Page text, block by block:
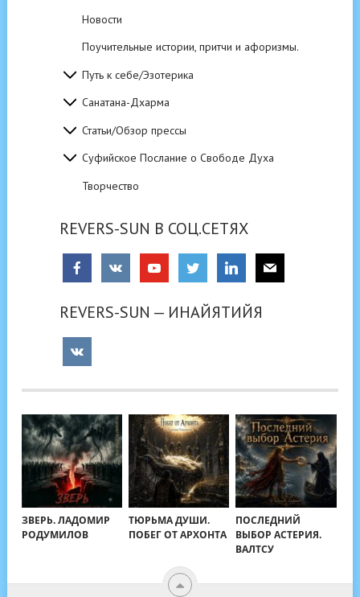
Новости
Поучительные истории, притчи и афоризмы.
Путь к себе/Эзотерика
Санатана-Дхарма
Статьи/Обзор прессы
Суфийское Послание о Свободе Духа
Творчество
REVERS-SUN В СОЦ.СЕТЯХ
REVERS-SUN — ИНАЙЯТИЙЯ
ЗВЕРЬ. ЛАДОМИР
РОДУМИЛОВ
ТЮРЬМА ДУШИ.
ПОБЕГ ОТ АРХОНТА
ПОСЛЕДНИЙ
ВЫБОР АСТЕРИЯ.
ВАЛТСУ